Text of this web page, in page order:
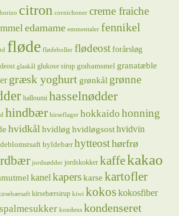
citron cornichoner creme fraiche
edamame emmentaler fennikel
fløde flødeboller flødeost forårsløg
glaskål glukose sirup grahamsmel granatæble
græsk yoghurt grønkål grønne
halloumi hasselnødder
hindbær hirseflager hokkaido honning
hvidkålhvidløg hvidløgsost hvidvin
hyldebær hytteosthørfrø
jordnødder jordskokker kaffekakao
kanelkaperskarse kartofler
kirsebærsirup kiwi kokoskokosfiber
kondens kondenseret